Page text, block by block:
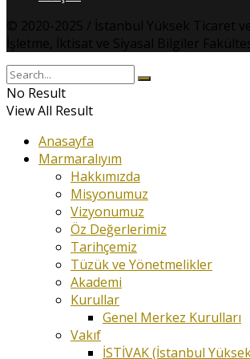
© 2020-2025 / İstanbul Yüksek Ticaret
İşletme, İktisat ve Siyasal Bilgiler
No Result
View All Result
Anasayfa
Marmaralıyım
Hakkımızda
Misyonumuz
Vizyonumuz
Öz Değerlerimiz
Tarihçemiz
Tüzük ve Yönetmelikler
Akademi
Kurullar
Genel Merkez Kurulları
Vakıf
İSTİVAK (İstanbul